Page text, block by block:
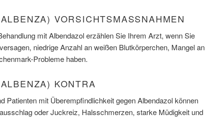
VORSICHTSMASSNAHMEN
mit Albendazol erzählen Sie Ihrem Arzt, wenn Sie
niedrige Anzahl an weißen Blutkörperchen, Mangel an
Probleme haben.
KONTRA
Patienten mit Überempfindlichkeit gegen Albendazol können
oder Juckreiz, Halsschmerzen, starke Müdigkeit und